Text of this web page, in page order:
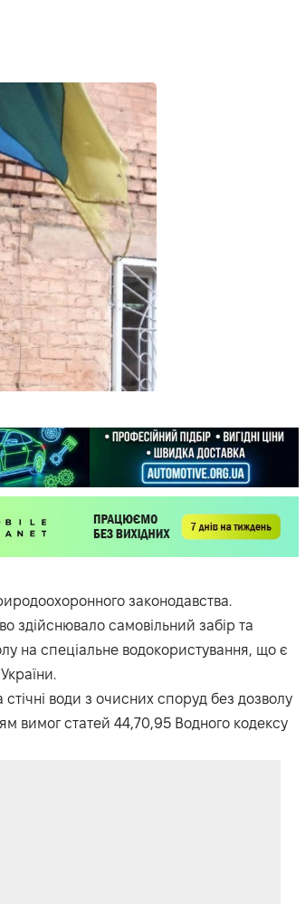
законодавства.
здійснювало самовільний забір та
на спеціальне водокористування, що є
води з очисних споруд без дозволу
вимог статей 44,70,95 Водного кодексу